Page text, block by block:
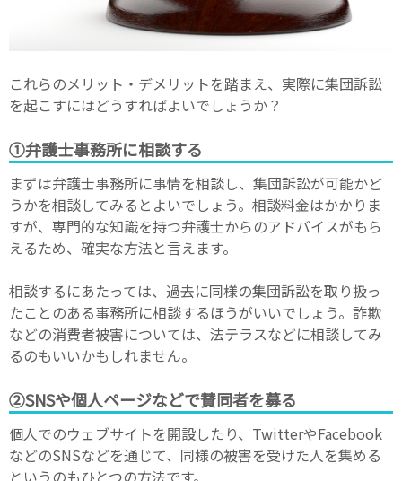
これらのメリット・デメリットを踏まえ、実際に集団訴訟
を起こすにはどうすればよいでしょうか？
①弁護士事務所に相談する
まずは弁護士事務所に事情を相談し、集団訴訟が可能かど
うかを相談してみるとよいでしょう。相談料金はかかりま
すが、専門的な知識を持つ弁護士からのアドバイスがもら
えるため、確実な方法と言えます。
相談するにあたっては、過去に同様の集団訴訟を取り扱っ
たことのある事務所に相談するほうがいいでしょう。詐欺
などの消費者被害については、法テラスなどに相談してみ
るのもいいかもしれません。
②SNSや個人ページなどで賛同者を募る
個人でのウェブサイトを開設したり、TwitterやFacebook
などのSNSなどを通じて、同様の被害を受けた人を集める
というのもひとつの方法です。